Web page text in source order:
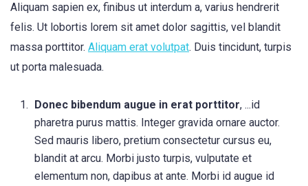
Aliquam sapien ex, finibus ut interdum a, varius hendrerit
felis. Ut lobortis lorem sit amet dolor sagittis, vel blandit
massa porttitor. Aliquam erat volutpat. Duis tincidunt, turpis
ut porta malesuada.
Donec bibendum augue in erat porttitor, ...id
pharetra purus mattis. Integer gravida ornare auctor.
Sed mauris libero, pretium consectetur cursus eu,
blandit at arcu. Morbi justo turpis, vulputate et
elementum non, dapibus at ante. Morbi id augue id